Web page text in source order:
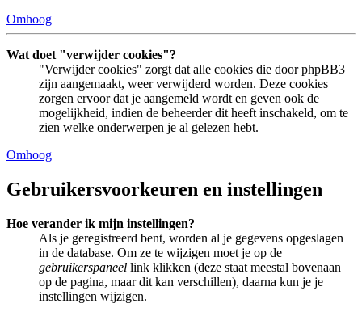
Omhoog
Wat doet "verwijder cookies"?
"Verwijder cookies" zorgt dat alle cookies die door phpBB3
zijn aangemaakt, weer verwijderd worden. Deze cookies
zorgen ervoor dat je aangemeld wordt en geven ook de
mogelijkheid, indien de beheerder dit heeft inschakeld, om te
zien welke onderwerpen je al gelezen hebt.
Omhoog
Gebruikersvoorkeuren en instellingen
Hoe verander ik mijn instellingen?
Als je geregistreerd bent, worden al je gegevens opgeslagen
in de database. Om ze te wijzigen moet je op de
gebruikerspaneel link klikken (deze staat meestal bovenaan
op de pagina, maar dit kan verschillen), daarna kun je je
instellingen wijzigen.